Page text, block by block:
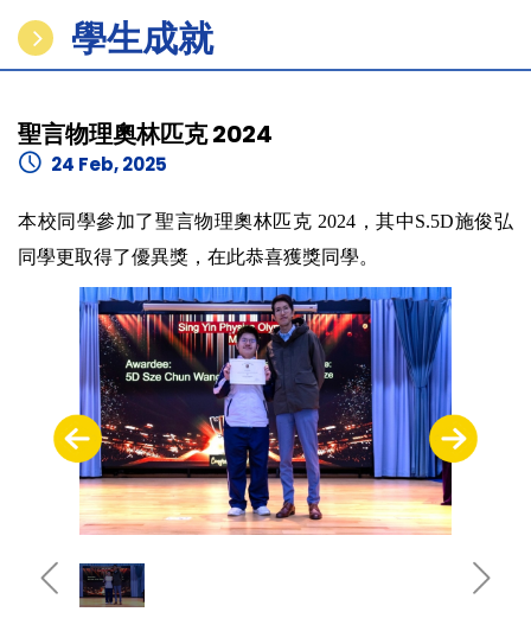
學生成就
聖言物理奧林匹克 2024
24 Feb, 2025
本校同學參加了聖言物理奧林匹克 2024，其中S.5D施俊弘
同學更取得了優異獎，在此恭喜獲獎同學。